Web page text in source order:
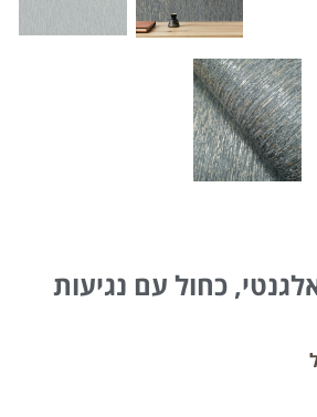
כחול עם נגיעות